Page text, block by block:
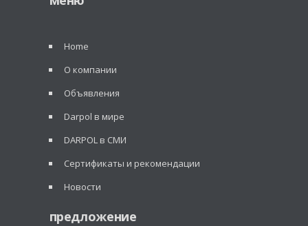
Home
О компании
Объявления
Darpol в мире
DARPOL в СМИ
Сертификаты и рекомендации
Новости
предложение